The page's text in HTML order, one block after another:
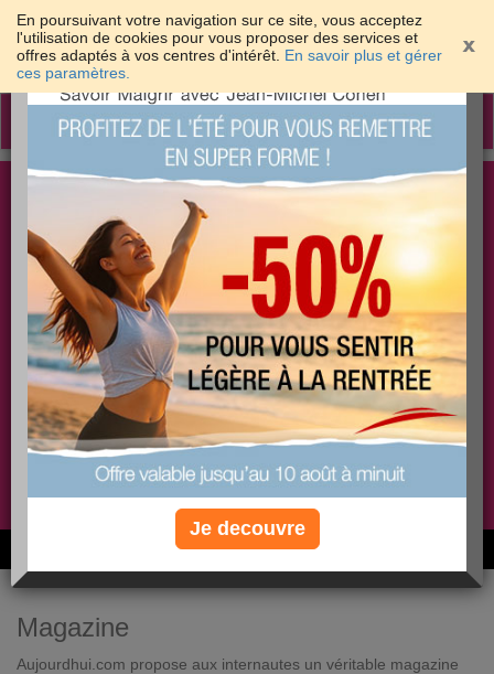
En poursuivant votre navigation sur ce site, vous acceptez
l'utilisation de cookies pour vous proposer des services et
offres adaptés à vos centres d'intérêt. En savoir plus et gérer
ces paramètres.
Toggle
Les meilleures solutions pour maigrir et être bien
dans sa peau
PLUS
EFFICACE
PLUS
SANTÉ
PLUS
COACHING
Non, je préfère le régime gratuit
6M de personnes ont maigri et réappris à manger avec nous
Magazine
Aujourdhui.com propose aux internautes un véritable magazine
×
Je decouvre